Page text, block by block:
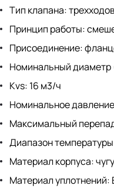
Тип клапана:
Принцип работы:
Присоединение:
Номинальный диаметр
Kvs: 16 м3/ч
Номинальное
Максимальный
Диапазон температуры
Материал корпуса:
Материал уплотнений: